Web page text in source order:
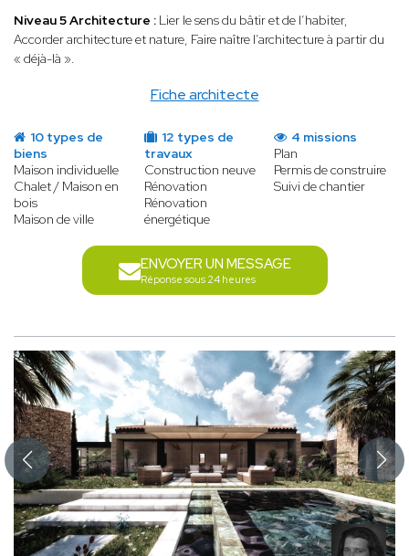
Fiche architecte
Niveau 5 Architecture : Lier le sens du bâtir et de l’habiter,
Accorder architecture et nature, Faire naître l’architecture à partir du
« déjà-là ».
10 types de
biens
Maison individuelle
Chalet / Maison en
bois
Maison de ville
12 types de
travaux
Construction neuve
Rénovation
Rénovation
énergétique
4 missions
Plan
Permis de construire
Suivi de chantier
ENVOYER UN MESSAGE
Réponse sous 24 heures